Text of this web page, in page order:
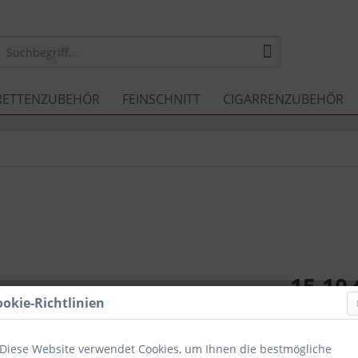
FEINSCHNITT CIGARRENZUBEHÖR
15,10
50
inkl. MwSt.
Sofort
Richtlinien
Diese Website verwendet Cookies, um Ihnen die bestmögliche